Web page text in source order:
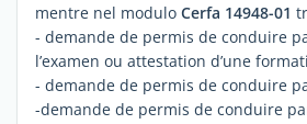
mentre nel modulo Cerfa 14948-01
- demande de permis de conduire
l’examen ou attestation d’une
- demande de permis de conduire
-demande de permis de conduire